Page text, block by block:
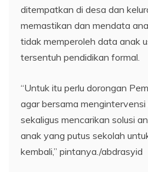
ditempatkan di desa dan
memastikan dan mendata
tidak memperoleh data anak
tersentuh pendidikan formal.
“Untuk itu perlu dorongan
agar bersama
sekaligus mencarikan solusi
anak yang putus sekolah
kembali,” pintanya./abdrasyid